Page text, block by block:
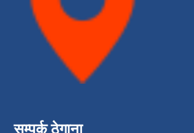
सम्पर्क ठेगाना